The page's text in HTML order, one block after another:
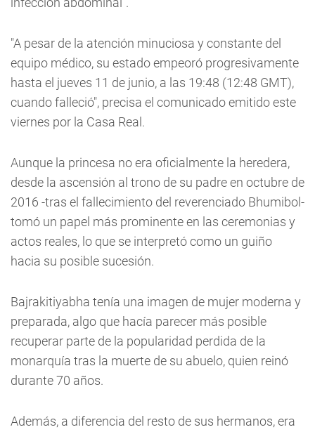
"A pesar de la atención minuciosa y constante del
equipo médico, su estado empeoró progresivamente
hasta el jueves 11 de junio, a las 19:48 (12:48 GMT),
cuando falleció", precisa el comunicado emitido este
viernes por la Casa Real.
Aunque la princesa no era oficialmente la heredera,
desde la ascensión al trono de su padre en octubre de
2016 -tras el fallecimiento del reverenciado Bhumibol-
tomó un papel más prominente en las ceremonias y
actos reales, lo que se interpretó como un guiño
hacia su posible sucesión.
Bajrakitiyabha tenía una imagen de mujer moderna y
preparada, algo que hacía parecer más posible
recuperar parte de la popularidad perdida de la
monarquía tras la muerte de su abuelo, quien reinó
durante 70 años.
Además, a diferencia del resto de sus hermanos, era